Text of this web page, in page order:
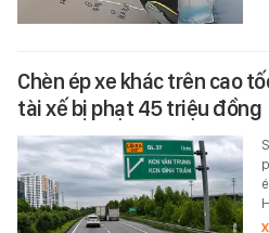
Chèn ép xe khác trên cao
tài xế bị phạt 45 triệu đồng